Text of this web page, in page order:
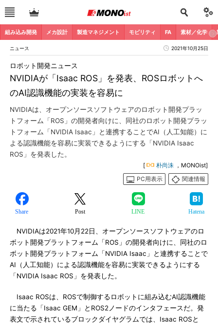
組み込み開発 メカ設計 製造マネジメント モビリティ FA 素材／化学
ニュース 2021年10月25日
NVIDIAが「Isaac ROS」を発表、ROSロボットへ
のAI認識機能の実装を容易に
ロボット開発ニュース
NVIDIAは、オープンソースソフトウェアのロボット開発プラッ
トフォーム「ROS」の開発者向けに、同社のロボット開発プラッ
トフォーム「NVIDIA Isaac」と連携することでAI（人工知能）に
よる認識機能を容易に実装できるようにする「NVIDIA Isaac
ROS」を発表した。
[ 朴尚洙 ，MONOist]
PC用表示
関連情報
Share Post LINE Hatena
NVIDIAは2021年10月22日、オープンソースソフトウェアのロ
ボット開発プラットフォーム「ROS」の開発者向けに、同社のロ
ボット開発プラットフォーム「NVIDIA Isaac」と連携することで
AI（人工知能）による認識機能を容易に実装できるようにする
「NVIDIA Isaac ROS」を発表した。
Isaac ROSは、ROSで制御するロボットに組み込むAI認識機能
に当たる「Isaac GEM」とROS2ノードのインタフェースだ。発
表文で示されているブロックダイヤグラムでは、Isaac ROSと